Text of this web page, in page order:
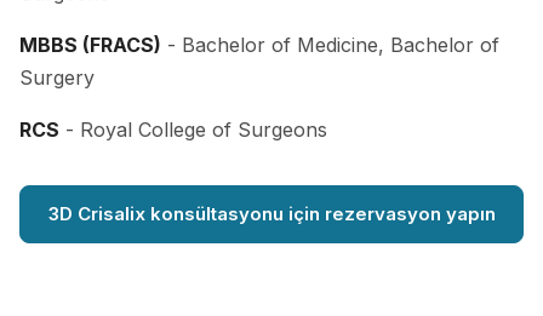
MBBS (FRACS) - Bachelor of Medicine, Bachelor of
Surgery
RCS - Royal College of Surgeons
3D Crisalix konsültasyonu için rezervasyon yapın